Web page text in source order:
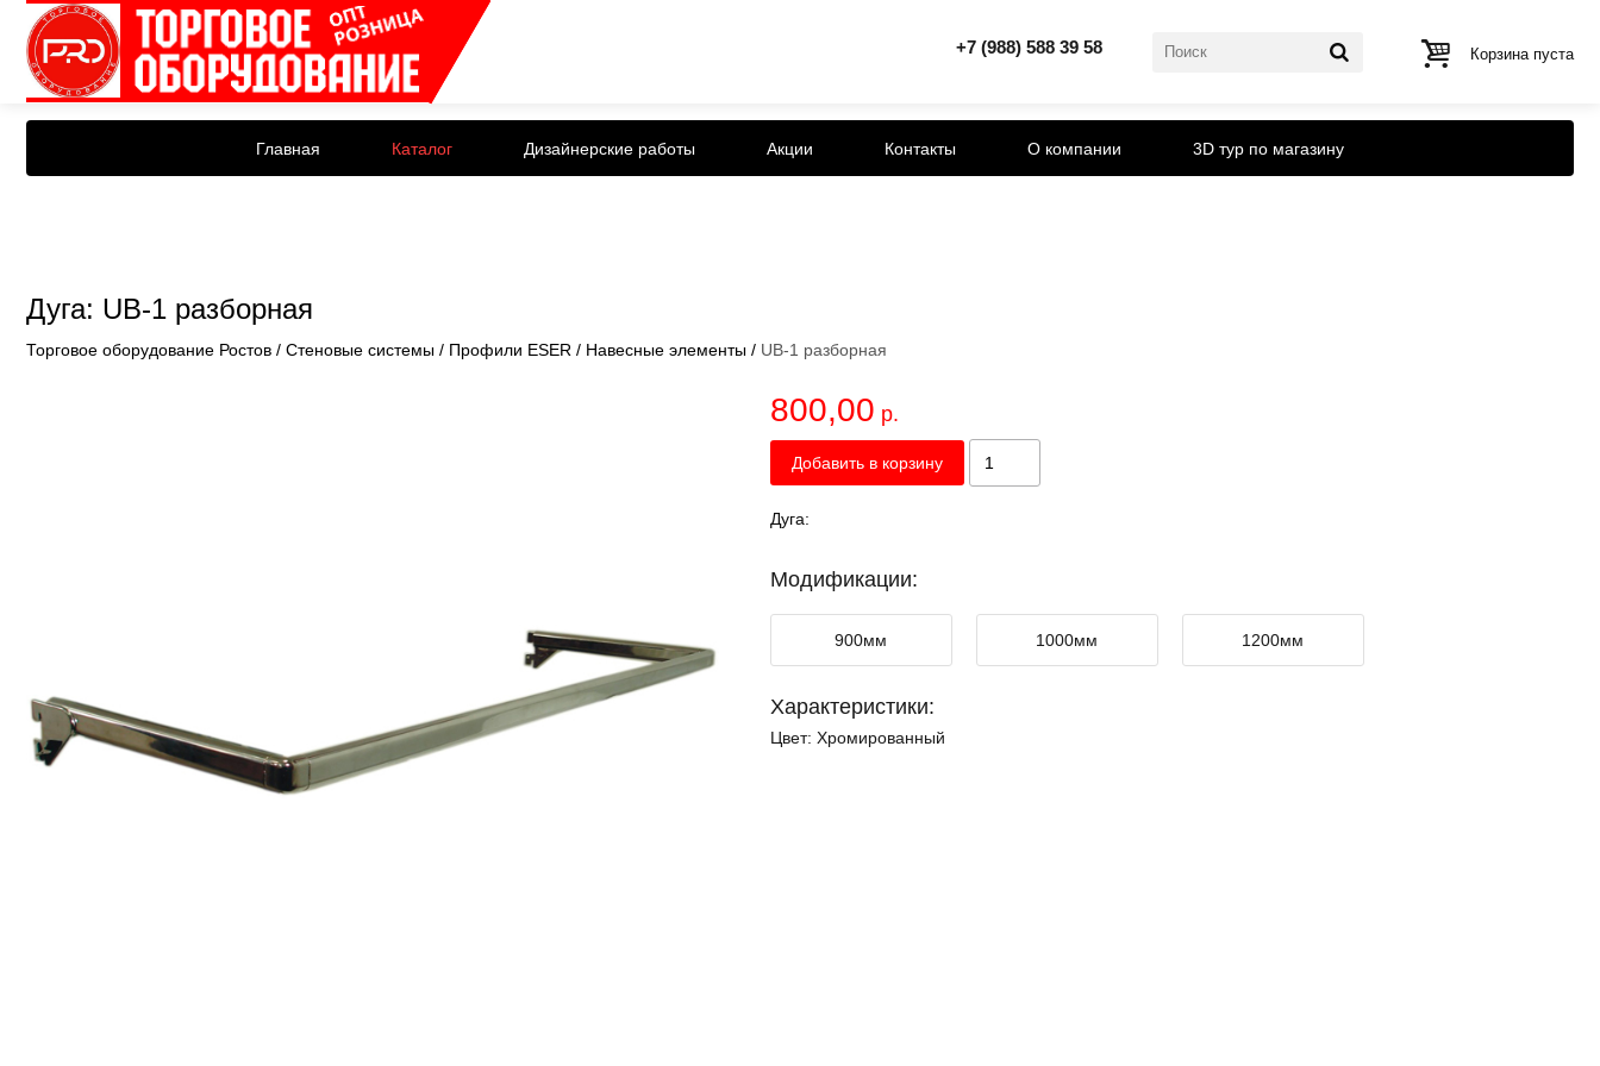
Корзина пуста
+7 (988) 588 39 58
Главная Каталог Дизайнерские работы Акции Контакты О компании 3D тур по магазину
Дуга: UB-1 разборная
Торговое оборудование Ростов / Стеновые системы / Профили ESER / Навесные элементы / UB-1 разборная
800,00 р.
Добавить в корзину
Дуга:
Модификации:
900мм 1000мм 1200мм
Характеристики:
Цвет: Хромированный